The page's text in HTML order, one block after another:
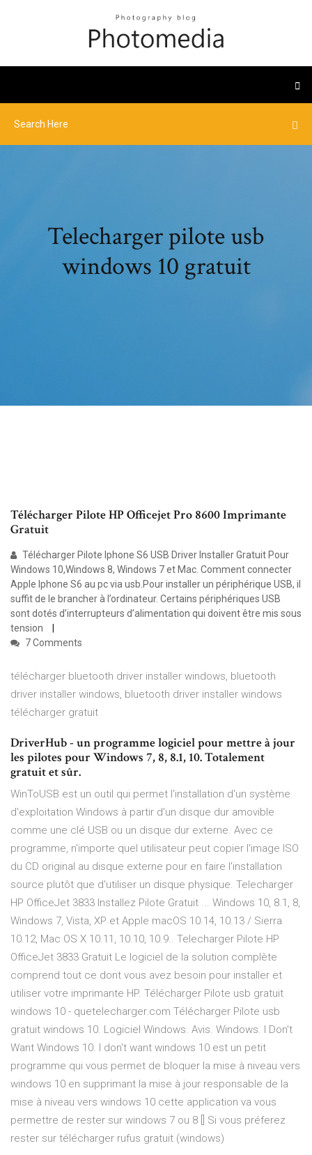
Telecharger pilote usb
windows 10 gratuit
Télécharger Pilote HP Officejet Pro 8600 Imprimante
Gratuit
Télécharger Pilote Iphone S6 USB Driver Installer Gratuit Pour
Windows 10,Windows 8, Windows 7 et Mac. Comment connecter
Apple Iphone S6 au pc via usb.Pour installer un périphérique USB, il
suffit de le brancher à l’ordinateur. Certains périphériques USB
sont dotés d’interrupteurs d’alimentation qui doivent être mis sous
tension
7 Comments
télécharger bluetooth driver installer windows, bluetooth
driver installer windows, bluetooth driver installer windows
télécharger gratuit
DriverHub - un programme logiciel pour mettre à jour
les pilotes pour Windows 7, 8, 8.1, 10. Totalement
gratuit et sûr.
WinToUSB est un outil qui permet l'installation d'un système
d'exploitation Windows à partir d'un disque dur amovible
comme une clé USB ou un disque dur externe. Avec ce
programme, n'importe quel utilisateur peut copier l'image ISO
du CD original au disque externe pour en faire l'installation
source plutôt que d'utiliser un disque physique. Telecharger
HP OfficeJet 3833 Installez Pilote Gratuit ... Windows 10, 8.1, 8,
Windows 7, Vista, XP et Apple macOS 10.14, 10.13 / Sierra
10.12, Mac OS X 10.11, 10.10, 10.9.. Telecharger Pilote HP
OfficeJet 3833 Gratuit Le logiciel de la solution complète
comprend tout ce dont vous avez besoin pour installer et
utiliser votre imprimante HP. Télécharger Pilote usb gratuit
windows 10 - quetelecharger.com Télécharger Pilote usb
gratuit windows 10. Logiciel Windows. Avis. Windows. I Don't
Want Windows 10. I don't want windows 10 est un petit
programme qui vous permet de bloquer la mise à niveau vers
windows 10 en supprimant la mise à jour responsable de la
mise à niveau vers windows 10 cette application va vous
permettre de rester sur windows 7 ou 8 [] Si vous préferez
rester sur télécharger rufus gratuit (windows)